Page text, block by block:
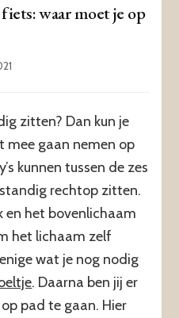
waar moet je op
zitten? Dan kun je
mee gaan nemen op
kunnen tussen de zes
rechtop zitten.
en het bovenlichaam
het lichaam zelf
wat je nog nodig
. Daarna ben jij er
pad te gaan. Hier